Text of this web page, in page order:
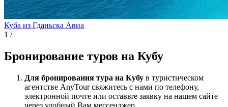
Куба из Гданьска Авиа
1 /
Бронирование туров на Кубу
Для бронирования тура на Кубу в туристическом
агентстве AnyTour свяжитесь с нами по телефону,
электронной почте или оставьте заявку на нашем сайте
через удобный Вам мессенджер.